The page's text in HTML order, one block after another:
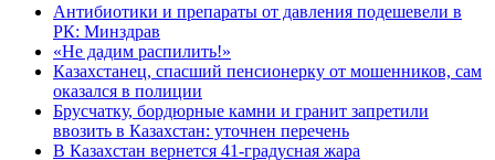
Антибиотики и препараты от давления подешевели в
РК: Минздрав
«Не дадим распилить!»
Казахстанец, спасший пенсионерку от мошенников, сам
оказался в полиции
Брусчатку, бордюрные камни и гранит запретили
ввозить в Казахстан: уточнен перечень
В Казахстан вернется 41-градусная жара